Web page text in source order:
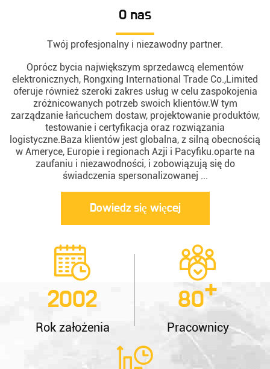
O nas
Twój profesjonalny i niezawodny partner.
Oprócz bycia największym sprzedawcą elementów
elektronicznych, Rongxing International Trade Co.,Limited
oferuje również szeroki zakres usług w celu zaspokojenia
zróżnicowanych potrzeb swoich klientów.W tym
zarządzanie łańcuchem dostaw, projektowanie produktów,
testowanie i certyfikacja oraz rozwiązania
logistyczne.Baza klientów jest globalna, z silną obecnością
w Ameryce, Europie i regionach Azji i Pacyfiku.oparte na
zaufaniu i niezawodności, i zobowiązują się do
świadczenia spersonalizowanej ...
Dowiedz się więcej
2002
Rok założenia
80+
Pracownicy